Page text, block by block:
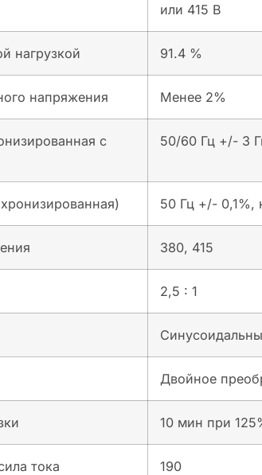
или 415 В
нагрузкой 91.4 %
напряжения Менее 2%
с
50/60 Гц +/- 3
50 Гц +/- 0,1%,
380, 415
2,5 : 1
Двойное
10 мин при
тока 190